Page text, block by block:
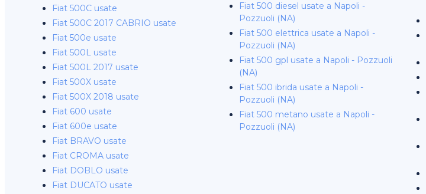
Fiat 500C usate
Fiat 500C 2017 CABRIO usate
Fiat 500e usate
Fiat 500L usate
Fiat 500L 2017 usate
Fiat 500X usate
Fiat 500X 2018 usate
Fiat 600 usate
Fiat 600e usate
Fiat BRAVO usate
Fiat CROMA usate
Fiat DOBLO usate
Fiat DUCATO usate
Fiat 500 diesel usate a Napoli -
Pozzuoli (NA)
Fiat 500 elettrica usate a Napoli -
Pozzuoli (NA)
Fiat 500 gpl usate a Napoli - Pozzuoli
(NA)
Fiat 500 ibrida usate a Napoli -
Pozzuoli (NA)
Fiat 500 metano usate a Napoli -
Pozzuoli (NA)